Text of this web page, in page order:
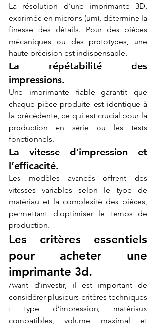
La résolution d’une imprimante 3D,
exprimée en microns (µm), détermine la
finesse des détails. Pour des pièces
mécaniques ou des prototypes, une
haute précision est indispensable.
La répétabilité des
impressions.
Une imprimante fiable garantit que
chaque pièce produite est identique à
la précédente, ce qui est crucial pour la
production en série ou les tests
fonctionnels.
La vitesse d’impression et
l’efficacité.
Les modèles avancés offrent des
vitesses variables selon le type de
matériau et la complexité des pièces,
permettant d’optimiser le temps de
production.
Les critères essentiels
pour acheter une
imprimante 3d.
Avant d’investir, il est important de
considérer plusieurs critères techniques
: type d’impression, matériaux
compatibles, volume maximal et